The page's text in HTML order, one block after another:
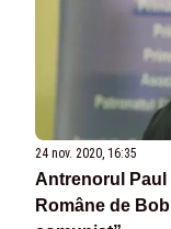
24 nov. 2020, 16:35
Antrenorul Paul
Române de